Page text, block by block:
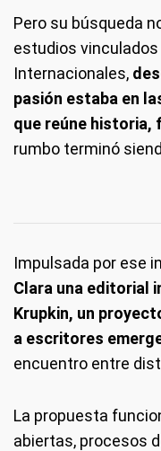
Pero su búsqueda
estudios
Internacionales,
pasión estaba en
que reúne
rumbo terminó
Impulsada por ese
Clara una editorial
Krupkin, un
a escritores
encuentro entre
La propuesta
abiertas, procesos